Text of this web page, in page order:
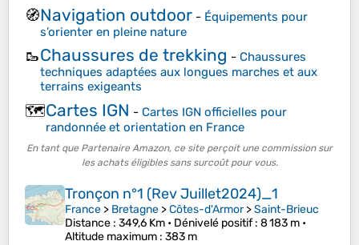
🧭Navigation outdoor - Équipements pour
s’orienter en pleine nature
🥾Chaussures de trekking - Chaussures
techniques adaptées aux longues marches et aux
terrains exigeants
🗺️Cartes IGN - Cartes IGN officielles pour
randonnée et orientation en France
En tant que Partenaire Amazon, ce site perçoit une commission sur
les achats éligibles sans surcoût pour vous.
Tronçon n°1 (Rev Juillet2024)_1
France > Bretagne >Côtes-d'Armor>Saint-Brieuc
Distance : 349,6 Km • Dénivelé positif: 8 183 m •
Altitude maximum : 383 m